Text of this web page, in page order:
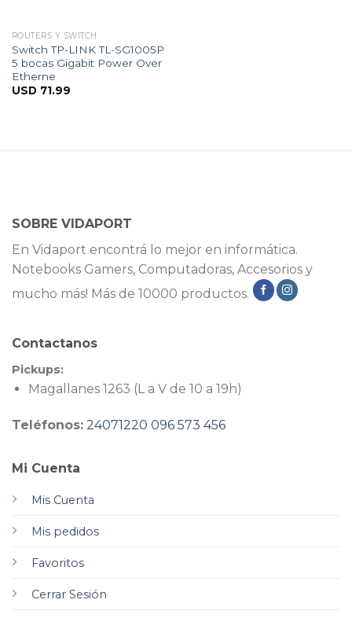
ROUTERS Y SWITCH
Switch TP-LINK TL-SG1005P
5 bocas Gigabit Power Over
Etherne
USD 71.99
SOBRE VIDAPORT
En Vidaport encontrá lo mejor en informática.
Notebooks Gamers, Computadoras, Accesorios y
mucho más! Más de 10000 productos.
Mi Cuenta
Mis Cuenta
Mis pedidos
Favoritos
Cerrar Sesión
Contactanos
Pickups:
Magallanes 1263 (L a V de 10 a 19h)
Teléfonos: 24071220 096 573 456